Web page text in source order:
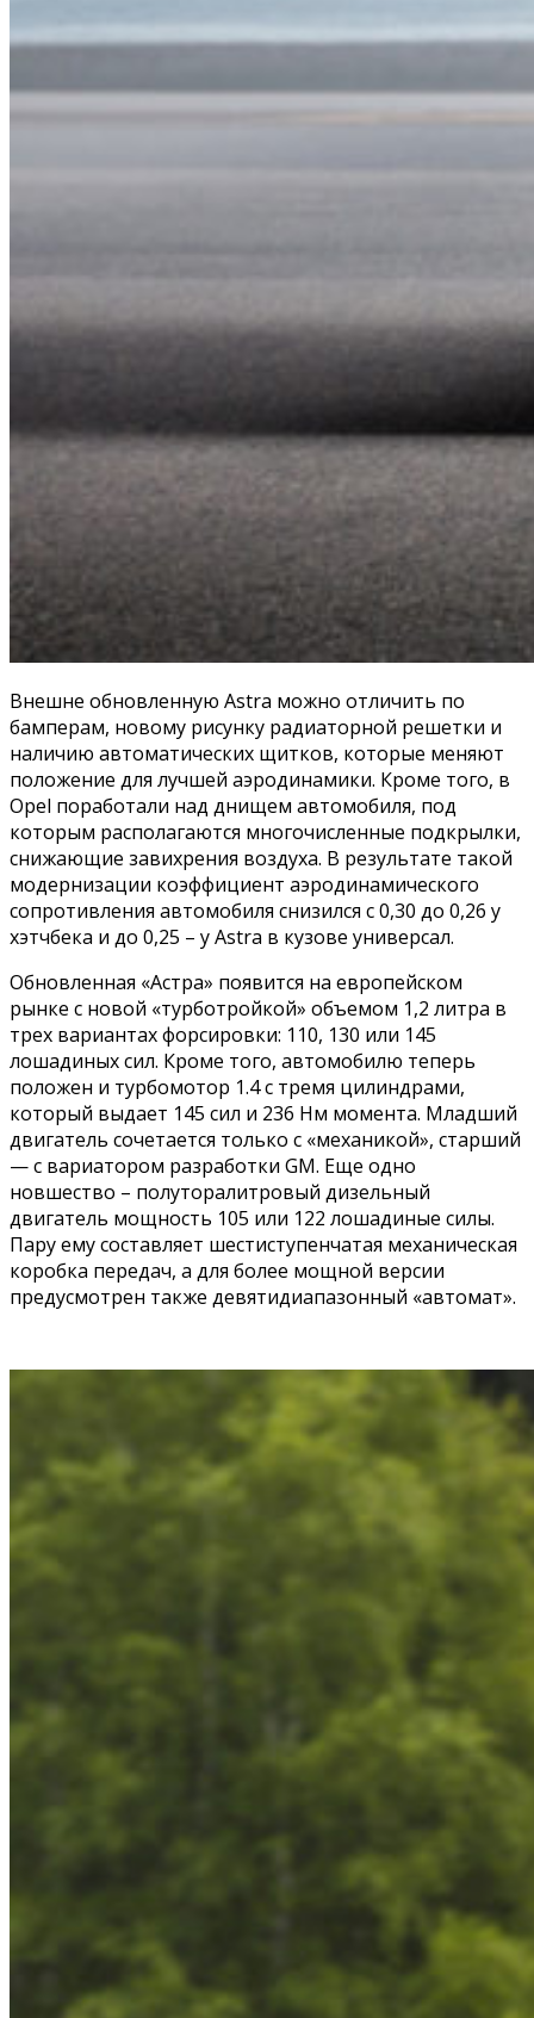
Внешне обновленную Astra можно отличить по
бамперам, новому рисунку радиаторной решетки и
наличию автоматических щитков, которые меняют
положение для лучшей аэродинамики. Кроме того, в
Opel поработали над днищем автомобиля, под
которым располагаются многочисленные подкрылки,
снижающие завихрения воздуха. В результате такой
модернизации коэффициент аэродинамического
сопротивления автомобиля снизился с 0,30 до 0,26 у
хэтчбека и до 0,25 – у Astra в кузове универсал.
Обновленная «Астра» появится на европейском
рынке с новой «турботройкой» объемом 1,2 литра в
трех вариантах форсировки: 110, 130 или 145
лошадиных сил. Кроме того, автомобилю теперь
положен и турбомотор 1.4 с тремя цилиндрами,
который выдает 145 сил и 236 Нм момента. Младший
двигатель сочетается только с «механикой», старший
— с вариатором разработки GM. Еще одно
новшество – полуторалитровый дизельный
двигатель мощность 105 или 122 лошадиные силы.
Пару ему составляет шестиступенчатая механическая
коробка передач, а для более мощной версии
предусмотрен также девятидиапазонный «автомат».